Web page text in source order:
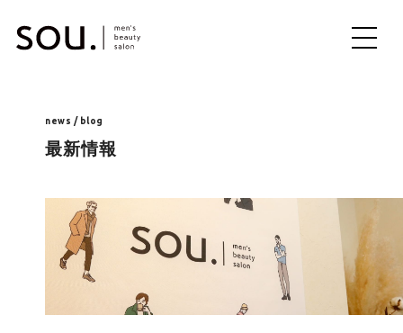
ME
news / blog
最新情報